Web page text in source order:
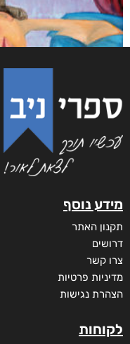
מידע נוסף
תקנון האתר
דרושים
צרו קשר
מדיניות פרטיות
הצהרת נגישות
לקוחות